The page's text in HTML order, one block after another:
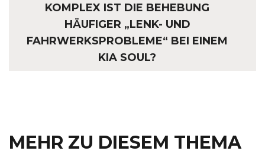
KOMPLEX IST DIE BEHEBUNG
HÄUFIGER „LENK- UND
FAHRWERKSPROBLEME“ BEI EINEM
KIA SOUL?
MEHR ZU DIESEM THEMA